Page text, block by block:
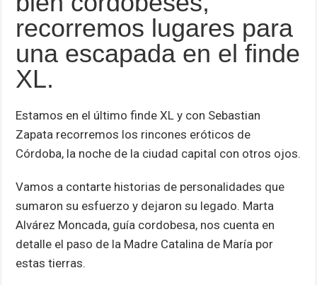
p
p
o
k
er tir
recorremos lugares para
una escapada en el finde
XL.
Estamos en el último finde XL y con Sebastian
Zapata recorremos los rincones eróticos de
Córdoba, la noche de la ciudad capital con otros ojos.
Vamos a contarte historias de personalidades que
sumaron su esfuerzo y dejaron su legado. Marta
Alvárez Moncada, guía cordobesa, nos cuenta en
detalle el paso de la Madre Catalina de María por
estas tierras.